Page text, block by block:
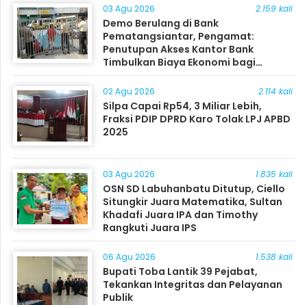
03 Agu 2026 2.159 kali
Demo Berulang di Bank
Pematangsiantar, Pengamat:
Penutupan Akses Kantor Bank
Timbulkan Biaya Ekonomi bagi
Masyarakat
02 Agu 2026 2.114 kali
Silpa Capai Rp54, 3 Miliar Lebih,
Fraksi PDIP DPRD Karo Tolak LPJ APBD
2025
03 Agu 2026 1.835 kali
OSN SD Labuhanbatu Ditutup, Ciello
Situngkir Juara Matematika, Sultan
Khadafi Juara IPA dan Timothy
Rangkuti Juara IPS
06 Agu 2026 1.538 kali
Bupati Toba Lantik 39 Pejabat,
Tekankan Integritas dan Pelayanan
Publik